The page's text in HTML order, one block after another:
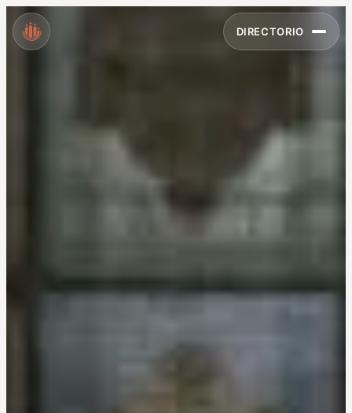
DIRECTORIO